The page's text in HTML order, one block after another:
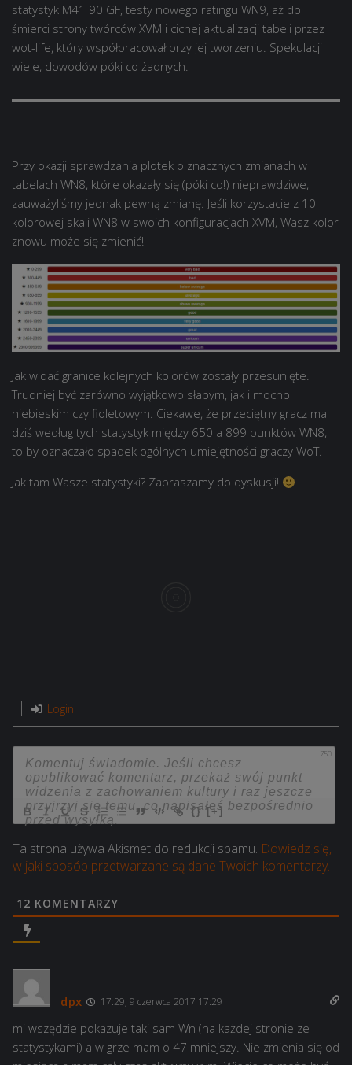
statystyk M41 90 GF, testy nowego ratingu WN9, aż do
śmierci strony twórców XVM i cichej aktualizacji tabeli przez
wot-life, który współpracował przy jej tworzeniu. Spekulacji
wiele, dowodów póki co żadnych.
Przy okazji sprawdzania plotek o znacznych zmianach w
tabelach WN8, które okazały się (póki co!) nieprawdziwe,
zauważyliśmy jednak pewną zmianę. Jeśli korzystacie z 10-
kolorowej skali WN8 w swoich konfiguracjach XVM, Wasz kolor
znowu może się zmienić!
Jak widać granice kolejnych kolorów zostały przesunięte.
Trudniej być zarówno wyjątkowo słabym, jak i mocno
niebieskim czy fioletowym. Ciekawe, że przeciętny gracz ma
dziś według tych statystyk między 650 a 899 punktów WN8,
to by oznaczało spadek ogólnych umiejętności graczy WoT.
Jak tam Wasze statystyki? Zapraszamy do dyskusji!
Login
750
{} [+]
Ta strona używa Akismet do redukcji spamu. Dowiedz się,
w jaki sposób przetwarzane są dane Twoich komentarzy.
12 KOMENTARZY
dpx 17:29, 9 czerwca 2017 17:29
mi wszędzie pokazuje taki sam Wn (na każdej stronie ze
statystykami) a w grze mam o 47 mniejszy. Nie zmienia się od